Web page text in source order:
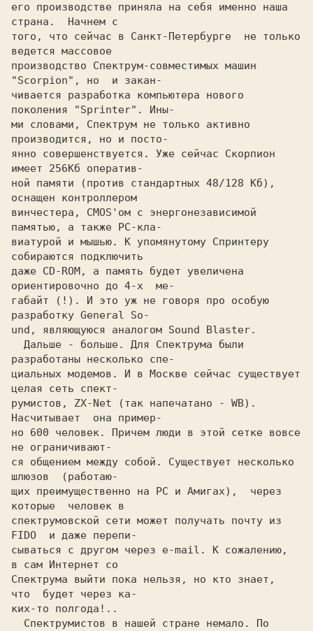
его производстве приняла на себя именно наша
страна.  Hачнем с
того, что сейчас в Санкт-Петербурге  не только
ведется массовое
производство Спектрум-совместимых машин
"Scorpion", но  и закан-
чивается разработка компьютера нового
поколения "Sprinter". Ины-
ми словами, Спектрум не только активно
производится, но и посто-
янно совершенствуется. Уже сейчас Скорпион
имеет 256Кб оператив-
ной памяти (против стандартных 48/128 Кб),
оснащен контроллером
винчестера, CMOS'ом с энергонезависимой
памятью, а также PC-кла-
виатурой и мышью. К упомянутому Спринтеру
собираются подключить
даже CD-ROM, а память будет увеличена
ориентировочно до 4-х  ме-
габайт (!). И это уж не говоря про особую
разработку General So-
разработаны несколько спе-
циальных модемов. И в Москве сейчас существует
целая сеть спект-
румистов, ZX-Net
Hасчитывает  она пример-
но 600 человек. Причем люди в этой сетке вовсе
не ограничивают-
ся общением между собой. Существует несколько
шлюзов  (работаю-
щих преимущественно на PC и Амигах),  через
которые  человек в
спектрумовской сети может получать почту из
FIDO  и даже перепи-
сываться с другом через e-mail. К сожалению,
в сам Интернет со
Спектрума выйти пока нельзя, но кто знает,
что  будет через ка-